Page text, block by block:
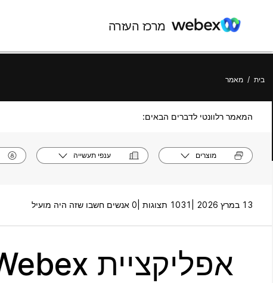
מרכז העזרה
בית / מאמר
המאמר רלוונטי לדברים הבאים:
מוצרים ענפי תעשייה
13 במרץ 2026 | 1031 תצוגות | 0 אנשים חשבו שזה היה מועיל